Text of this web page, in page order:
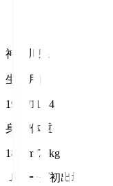
神奈川県
生年月日
1995/11/24
身長/体重
180cm/70kg
Ｊリーグ初出場